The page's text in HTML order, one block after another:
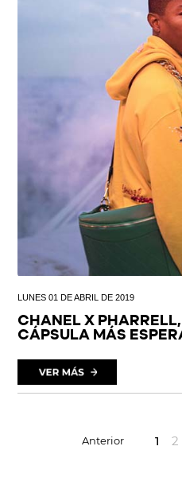
LUNES 01 DE ABRIL DE 2019
CHANEL X
CÁPSULA MÁS
Anterior 1 2